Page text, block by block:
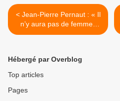
< Jean-Pierre Pernaut : « Il
n’y aura pas de femmes
voilées dans mon journal ! »
Hébergé par Overblog
Top articles
Pages